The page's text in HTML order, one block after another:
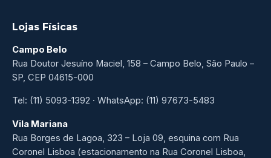
Lojas Físicas
Campo Belo
Rua Doutor Jesuíno Maciel, 158 – Campo Belo, São Paulo –
SP, CEP 04615-000
Tel: (11) 5093-1392 · WhatsApp: (11) 97673-5483
Vila Mariana
Rua Borges de Lagoa, 323 – Loja 09, esquina com Rua
Coronel Lisboa (estacionamento na Rua Coronel Lisboa,